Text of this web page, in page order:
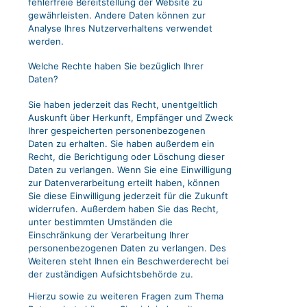
gewährleisten. Andere Daten können zur
Analyse Ihres Nutzerverhaltens verwendet
werden.
Welche Rechte haben Sie bezüglich Ihrer
Daten?
Sie haben jederzeit das Recht, unentgeltlich
Auskunft über Herkunft, Empfänger und Zweck
Ihrer gespeicherten personenbezogenen
Daten zu erhalten. Sie haben außerdem ein
Recht, die Berichtigung oder Löschung dieser
Daten zu verlangen. Wenn Sie eine Einwilligung
zur Datenverarbeitung erteilt haben, können
Sie diese Einwilligung jederzeit für die Zukunft
widerrufen. Außerdem haben Sie das Recht,
unter bestimmten Umständen die
Einschränkung der Verarbeitung Ihrer
personenbezogenen Daten zu verlangen. Des
Weiteren steht Ihnen ein Beschwerderecht bei
der zuständigen Aufsichtsbehörde zu.
Hierzu sowie zu weiteren Fragen zum Thema